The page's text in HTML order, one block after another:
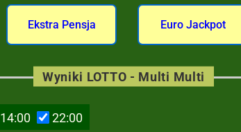
Ekstra Pensja Euro Jackpot
14:00 22:00
Wyniki LOTTO - Multi Multi